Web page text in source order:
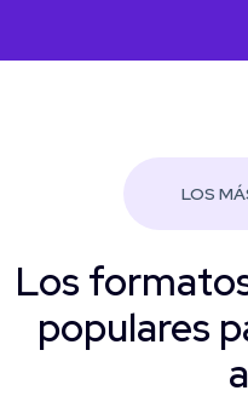
LOS
Los
populares